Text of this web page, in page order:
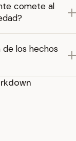
comete al
los hechos